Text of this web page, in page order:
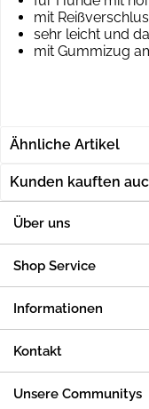
mit
sehr leicht und
mit Gummizug
Ähnliche Artikel
Kunden kauften
Über uns
Shop Service
Informationen
Kontakt
Unsere Communitys